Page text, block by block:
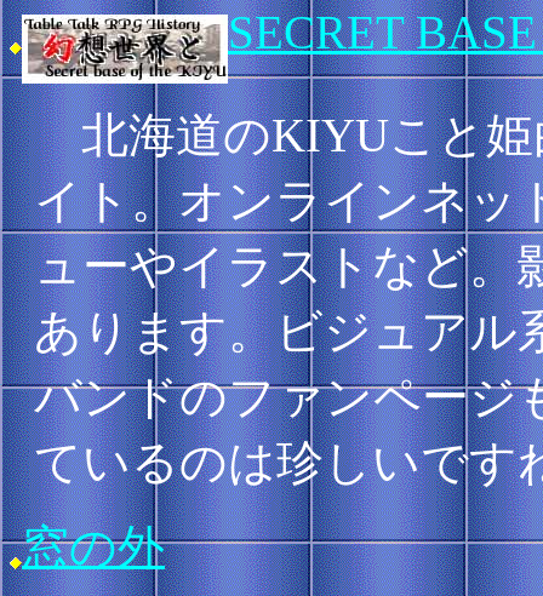
SECRET
北海道のKIYUこと姫
イト。オンラインネッ
ューやイラストなど。
あります。ビジュアル
バンドのファンページ
ているのは珍しいです
窓の外